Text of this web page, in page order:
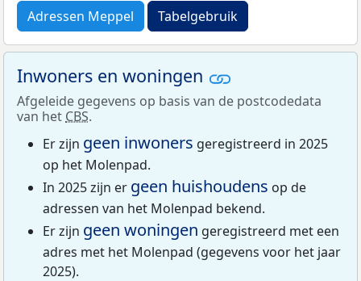
Adressen Meppel Tabelgebruik
Inwoners en woningen
Afgeleide gegevens op basis van de postcodedata
van het CBS.
Er zijn geen inwoners geregistreerd in 2025
op het Molenpad.
In 2025 zijn er geen huishoudens op de
adressen van het Molenpad bekend.
Er zijn geen woningen geregistreerd met een
adres met het Molenpad (gegevens voor het jaar
2025).